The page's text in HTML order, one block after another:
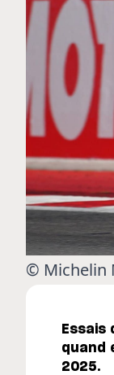
© Michelin
quand
2025.